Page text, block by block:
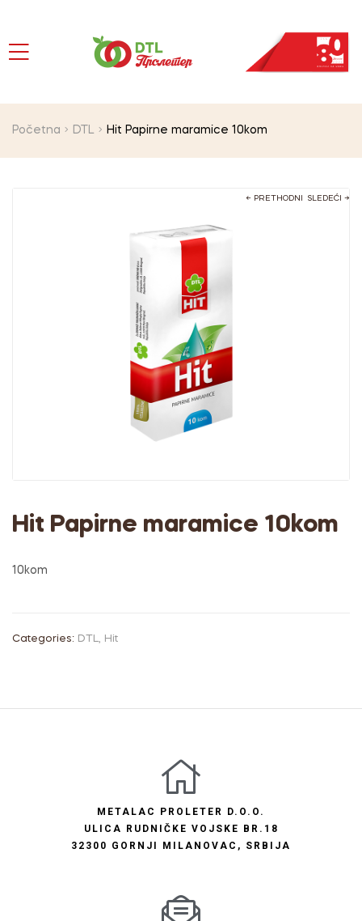
Početna DTL Hit Papirne maramice 10kom
← PRETHODNI SLEDEĆI →
Hit Papirne maramice 10kom
10kom
Categories: DTL, Hit
METALAC PROLETER D.O.O.
ULICA RUDNIČKE VOJSKE BR.18
32300 GORNJI MILANOVAC, SRBIJA